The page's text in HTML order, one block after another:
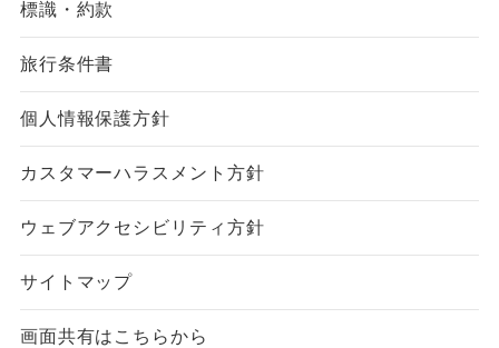
標識・約款
旅行条件書
個人情報保護方針
カスタマーハラスメント方針
ウェブアクセシビリティ方針
サイトマップ
画面共有はこちらから